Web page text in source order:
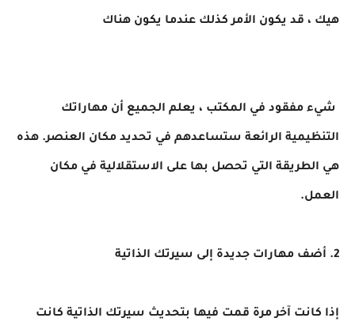
هيك ، قد يكون الأمر كذلك عندما يكون هناك
شيء مفقود في المكتب ، يعلم الجميع أن مهاراتك
التنظيمية الرائعة ستساعدهم في تحديد مكان العنصر. هذه
هي الطريقة التي تحصل بها على الاستقلالية في مكان
العمل.
2. أضف مهارات جديدة إلى سيرتك الذاتية
إذا كانت آخر مرة قمت فيها بتحديث سيرتك الذاتية كانت